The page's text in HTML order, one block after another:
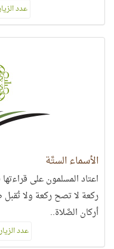
عدد
الأسماء الستَّة
اعتاد المسلمون على
ركعة لا تصح ركعة ولا تُقبل
أركان الصَّلاة..
عدد